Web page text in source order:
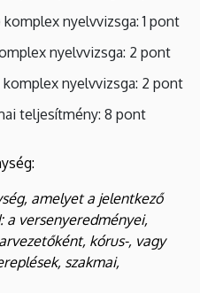
nyelvvizsga: 1 pont
nyelvvizsga: 2 pont
nyelvvizsga: 2 pont
teljesítmény: 8 pont
amelyet a jelentkező
versenyeredményei,
kórus-, vagy
szakmai,